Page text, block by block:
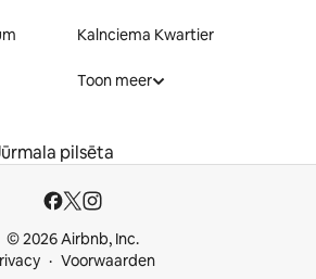
Kalnciema Kwartier
Toon meer
pilsēta
© 2026 Airbnb, Inc.
Voorwaarden